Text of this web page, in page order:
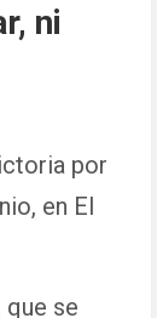
ni
por
en El
que se